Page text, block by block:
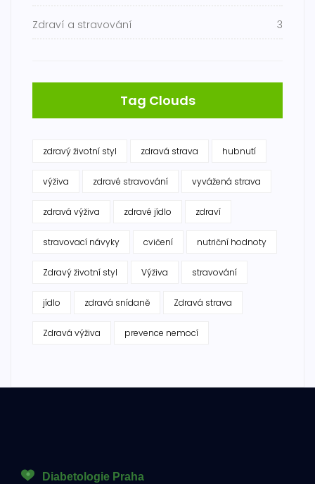
Zdraví a stravování 3
Tag Clouds
zdravý životní styl zdravá strava hubnutí
výživa zdravé stravování vyvážená strava
zdravá výživa zdravé jídlo zdraví
stravovací návyky cvičení nutriční hodnoty
Zdravý životní styl Výživa stravování
jídlo zdravá snídaně Zdravá strava
Zdravá výživa prevence nemocí